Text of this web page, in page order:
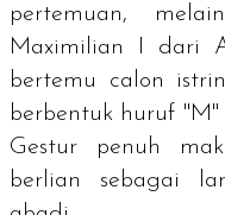
pertemuan,
Maximilian I dari
bertemu calon
berbentuk huruf
Gestur penuh
berlian sebagai